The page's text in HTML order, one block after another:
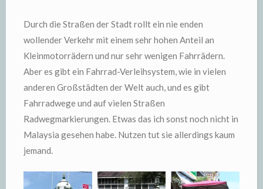
Durch die Straßen der Stadt rollt ein nie enden
wollender Verkehr mit einem sehr hohen Anteil an
Kleinmotorrädern und nur sehr wenigen Fahrrädern.
Aber es gibt ein Fahrrad-Verleihsystem, wie in vielen
anderen Großstädten der Welt auch, und es gibt
Fahrradwege und auf vielen Straßen
Radwegmarkierungen. Etwas das ich sonst noch nicht in
Malaysia gesehen habe. Nutzen tut sie allerdings kaum
jemand.